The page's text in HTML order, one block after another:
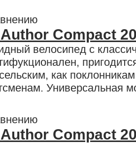
Compact
велосипед с
как
Универсальная
Compact